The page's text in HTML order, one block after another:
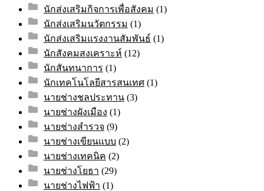
นักส่งเสริมกิจการเพื่อสังคม (1)
นักส่งเสริมนวัตกรรม (1)
นักส่งเสริมแรงงานสัมพันธ์ (1)
นักสังคมสงเคราะห์ (12)
นักสันทนาการ (1)
นักเทคโนโลยีสารสนเทศ (1)
นายช่างชลประทาน (3)
นายช่างผังเมือง (1)
นายช่างสำรวจ (9)
นายช่างเขียนแบบ (2)
นายช่างเทคนิค (2)
นายช่างโยธา (29)
นายช่างไฟฟ้า (1)